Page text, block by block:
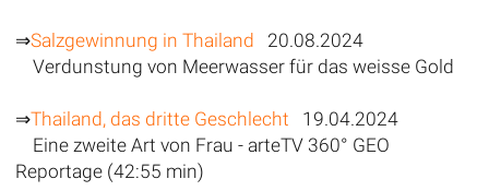
⇒Salzgewinnung in Thailand 20.08.2024
Verdunstung von Meerwasser für das weisse Gold
⇒Thailand, das dritte Geschlecht 19.04.2024
Eine zweite Art von Frau - arteTV 360° GEO
Reportage (42:55 min)